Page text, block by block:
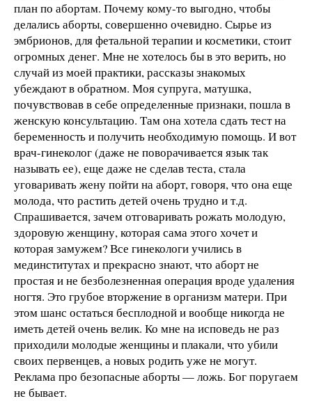
план по абортам. Почему кому-то выгодно, чтобы
делались аборты, совершенно очевидно. Сырье из
эмбрионов, для фетальной терапии и косметики, стоит
огромных денег. Мне не хотелось бы в это верить, но
случай из моей практики, рассказы знакомых
убеждают в обратном. Моя супруга, матушка,
почувствовав в себе определенные признаки, пошла в
женскую консультацию. Там она хотела сдать тест на
беременность и получить необходимую помощь. И вот
врач-гинеколог (даже не поворачивается язык так
называть ее), еще даже не сделав теста, стала
уговаривать жену пойти на аборт, говоря, что она еще
молода, что растить детей очень трудно и т.д.
Спрашивается, зачем отговаривать рожать молодую,
здоровую женщину, которая сама этого хочет и
которая замужем? Все гинекологи учились в
мединститутах и прекрасно знают, что аборт не
простая и не безболезненная операция вроде удаления
ногтя. Это грубое вторжение в организм матери. При
этом шанс остаться бесплодной и вообще никогда не
иметь детей очень велик. Ко мне на исповедь не раз
приходили молодые женщины и плакали, что убили
своих первенцев, а новых родить уже не могут.
Реклама про безопасные аборты — ложь. Бог поругаем
не бывает.